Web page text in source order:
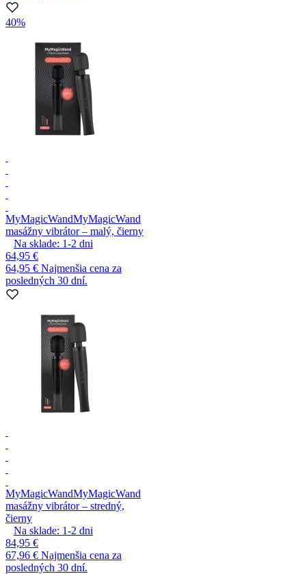
40%
MyMagicWandMyMagicWand
masážny vibrátor – malý, čierny
Na sklade: 1-2 dni
64,95 €
64,95 € Najmenšia cena za
posledných 30 dní.
MyMagicWandMyMagicWand
masážny vibrátor – stredný,
čierny
Na sklade: 1-2 dni
84,95 €
67,96 € Najmenšia cena za
posledných 30 dní.